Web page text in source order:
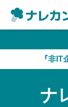
AI機能
ご利用企業
『非
ナ